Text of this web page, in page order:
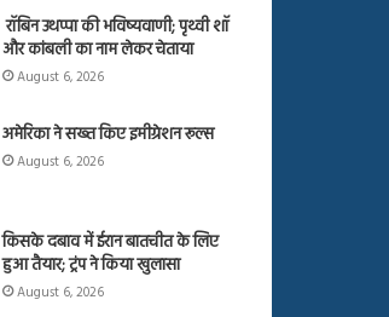
रॉबिन उथप्पा की भविष्यवाणी; पृथ्वी शॉ
और कांबली का नाम लेकर चेताया
August 6, 2026
अमेरिका ने सख्त किए इमीग्रेशन रूल्स
August 6, 2026
किसके दबाव में ईरान बातचीत के लिए
हुआ तैयार; ट्रंप ने किया खुलासा
August 6, 2026